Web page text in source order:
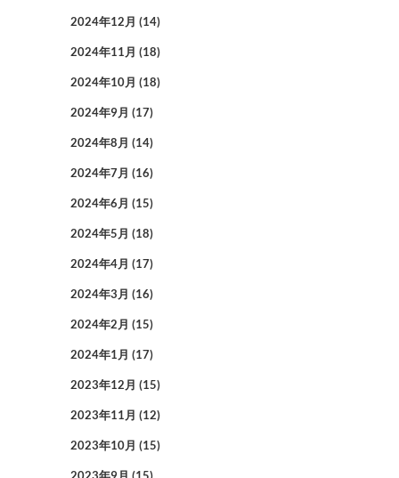
2024年12月 (14)
2024年11月 (18)
2024年10月 (18)
2024年9月 (17)
2024年8月 (14)
2024年7月 (16)
2024年6月 (15)
2024年5月 (18)
2024年4月 (17)
2024年3月 (16)
2024年2月 (15)
2024年1月 (17)
2023年12月 (15)
2023年11月 (12)
2023年10月 (15)